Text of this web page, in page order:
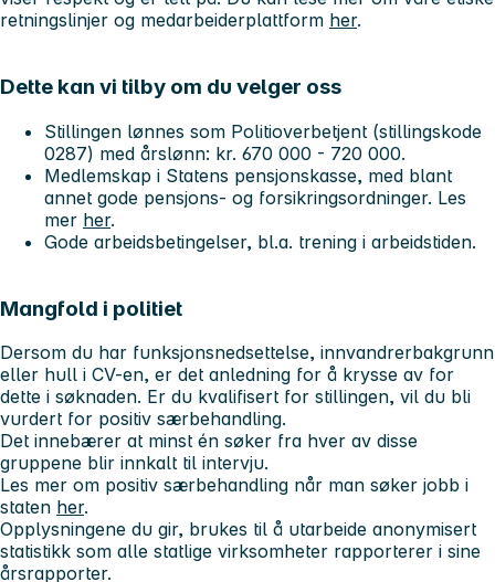
retningslinjer og medarbeiderplattform her.
Dette kan vi tilby om du velger oss
Stillingen lønnes som Politioverbetjent (stillingskode
0287) med årslønn: kr. 670 000 - 720 000.
Medlemskap i Statens pensjonskasse, med blant
annet gode pensjons- og forsikringsordninger. Les
mer her.
Gode arbeidsbetingelser, bl.a. trening i arbeidstiden.
Mangfold i politiet
Dersom du har funksjonsnedsettelse, innvandrerbakgrunn
eller hull i CV-en, er det anledning for å krysse av for
dette i søknaden. Er du kvalifisert for stillingen, vil du bli
vurdert for positiv særbehandling.
Det innebærer at minst én søker fra hver av disse
gruppene blir innkalt til intervju.
Les mer om positiv særbehandling når man søker jobb i
staten her.
Opplysningene du gir, brukes til å utarbeide anonymisert
statistikk som alle statlige virksomheter rapporterer i sine
årsrapporter.